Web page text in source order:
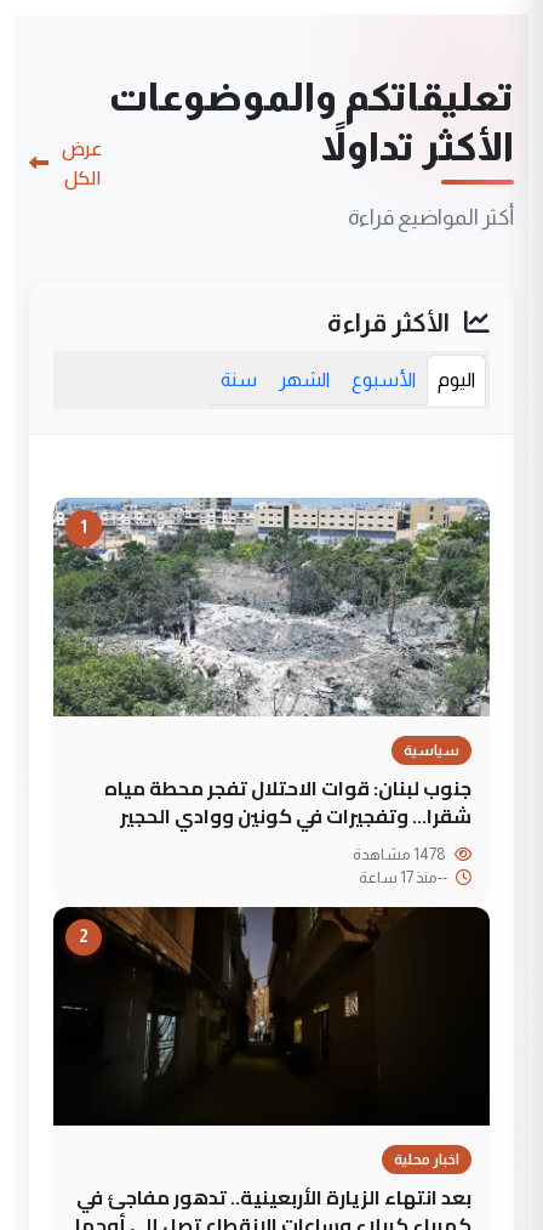
تعليقاتكم والموضوعات
الأكثر تداولاً
أكثر المواضيع قراءة
عرض
الكل
الأكثر قراءة
اليوم الأسبوع الشهر سنة
1
سياسية
جنوب لبنان: قوات الاحتلال تفجر محطة مياه
شقرا… وتفجيرات في كونين ووادي الحجير
--منذ 17 ساعة
2
اخبار محلية
بعد انتهاء الزيارة الأربعينية.. تدهور مفاجئ في